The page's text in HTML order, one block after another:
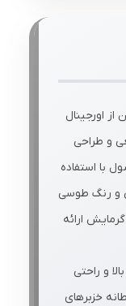
اورجینال
و طراحی
با استفاده
و رنگ طوسی
ارائه
و راحتی
خزبرهای